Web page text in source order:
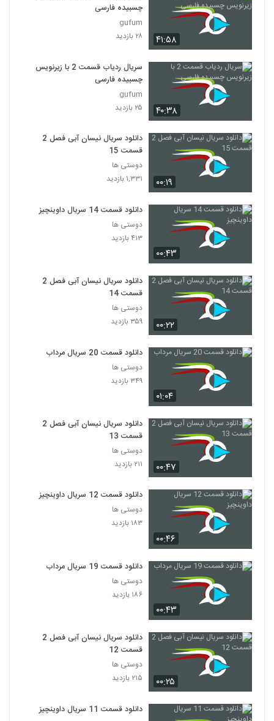
۴۱:۵۸
چسبیده فارسی
gufum
۲۸ بازدید
۴۰:۳۸
سریال ردیاب قسمت 2 با زیرنویس
چسبیده فارسی
gufum
۲۵ بازدید
۰۰:۱۹
دانلود سریال نیسان آبی فصل 2
قسمت 15
دوستی ها
۱,۳۳۱ بازدید
۰۰:۴۳
دانلود قسمت 14 سریال داوینچیز
دوستی ها
۴۱۳ بازدید
۰۰:۲۲
دانلود سریال نیسان آبی فصل 2
قسمت 14
دوستی ها
۳۵۹ بازدید
۰۱:۰۴
دانلود قسمت 20 سریال مرداب
دوستی ها
۳۴۹ بازدید
۰۰:۴۷
دانلود سریال نیسان آبی فصل 2
قسمت 13
دوستی ها
۲۱۱ بازدید
۰۰:۴۶
دانلود قسمت 12 سریال داوینچیز
دوستی ها
۱۸۳ بازدید
۰۰:۴۳
دانلود قسمت 19 سریال مرداب
دوستی ها
۱۸۶ بازدید
۰۰:۲۵
دانلود سریال نیسان آبی فصل 2
قسمت 12
دوستی ها
۲۱۵ بازدید
دانلود قسمت 11 سریال داوینچیز